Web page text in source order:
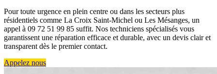
Pour toute urgence en plein centre ou dans les secteurs plus
résidentiels comme La Croix Saint-Michel ou Les Mésanges, un
appel à 09 72 51 99 85 suffit. Nos techniciens spécialisés vous
garantissent une réparation efficace et durable, avec un devis clair et
transparent dès le premier contact.
Appelez nous